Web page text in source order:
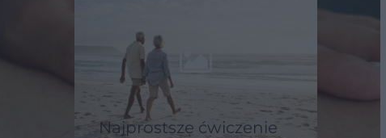
Najprostsze ćwiczenie